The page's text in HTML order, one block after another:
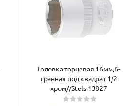
Головка торцевая 16мм,6-
гранная под квадрат 1/2
хром//Stels 13827